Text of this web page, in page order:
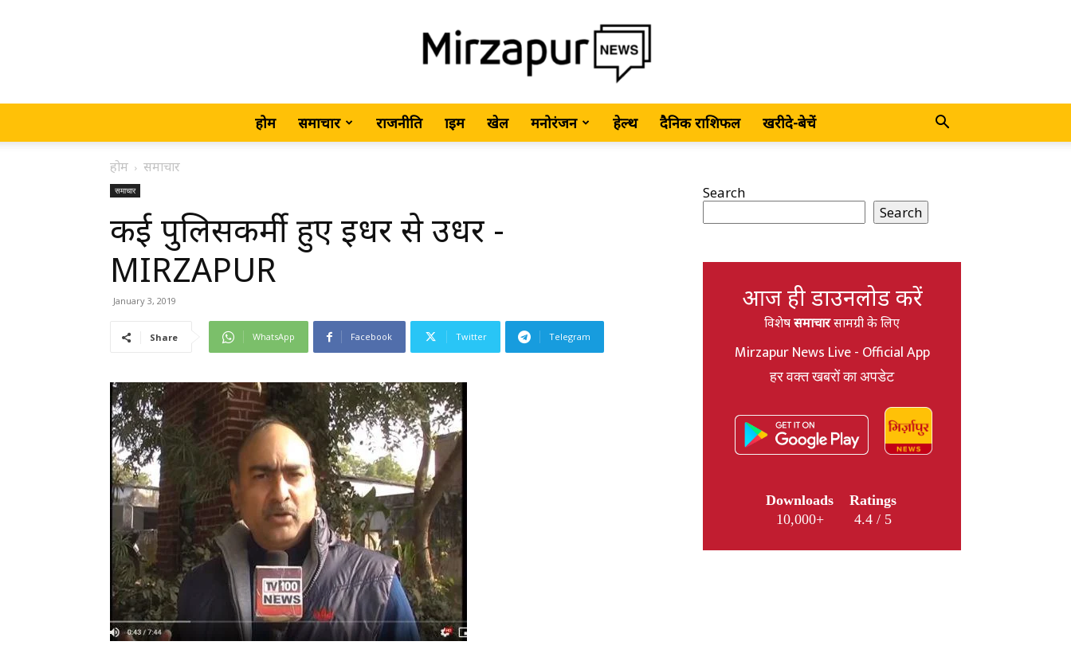
MirzapurNews.com
Hindi
होम समाचार राजनीति क्राइम खेल मनोरंजन हेल्थ दैनिक राशिफल खरीदे-बेचें
होम समाचार
समाचार
कई पुलिसकर्मी हुए इधर से उधर -
MIRZAPUR
January 3, 2019
Share WhatsApp Facebook Twitter Telegram
Search
Search
आज ही डाउनलोड करें
विशेषसमाचारसामग्री के लिए
Mirzapur News Live - Official App
हर वक्त खबरों का अपडेट
Downloads
10,000+
Ratings
4.4 / 5